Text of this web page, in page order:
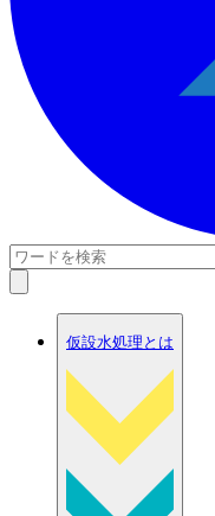
仮設水処理とは